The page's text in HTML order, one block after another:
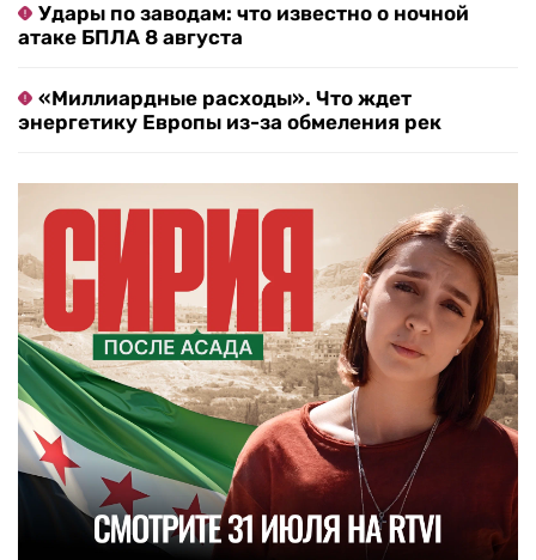
Удары по заводам: что известно о ночной
атаке БПЛА 8 августа
«Миллиардные расходы». Что ждет
энергетику Европы из-за обмеления рек